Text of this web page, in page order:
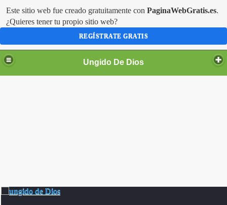
Ungido De Dios
Este sitio web fue creado gratuitamente con PaginaWebGratis.es.
¿Quieres tener tu propio sitio web?
REGÍSTRATE GRATIS